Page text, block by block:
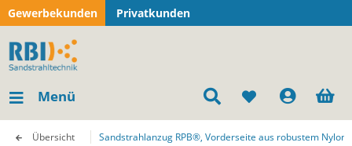
Gewerbekunden Privatkunden
Menü
Übersicht Sandstrahlanzug RPB®, Vorderseite aus robustem Nylon,